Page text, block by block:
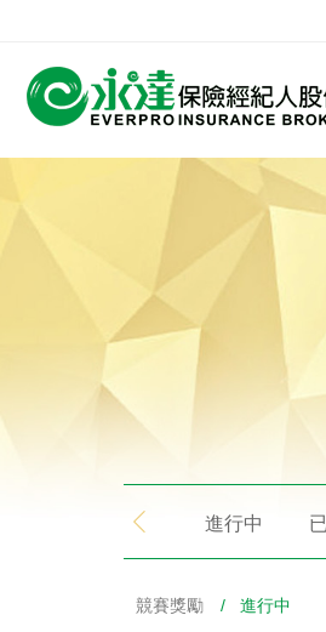
關於永達
業務發展
MDRT
客戶服務
網站連結
進行中
競賽獎勵 / 進行中